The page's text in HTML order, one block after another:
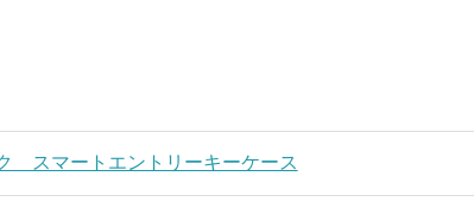
スマートエントリーキーケース